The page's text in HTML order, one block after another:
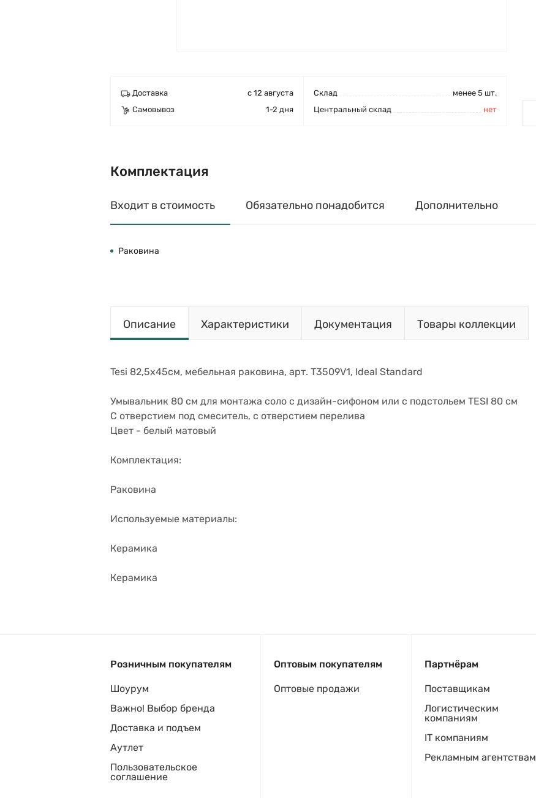
Доставка
с 12 августа
Самовывоз
1-2 дня
Cклад
менее 5 шт.
Центральный склад
нет
Комплектация
Входит в стоимость Обязательно понадобится Дополнительно
Раковина
Описание Характеристики Документация Товары коллекции
Tesi 82,5х45см, мебельная раковина, арт. T3509V1, Ideal Standard
Умывальник 80 см для монтажа соло с дизайн-сифоном или с подстольем TESI 80 см
С отверстием под смеситель, с отверстием перелива
Цвет - белый матовый
Комплектация:
Раковина
Используемые материалы:
Керамика
Керамика
Розничным покупателям
Шоурум
Важно! Выбор бренда
Доставка и подъем
Аутлет
Пользовательское
соглашение
Оптовым покупателям
Оптовые продажи
Партнёрам
Поставщикам
Логистическим
компаниям
IT компаниям
Рекламным агентствам